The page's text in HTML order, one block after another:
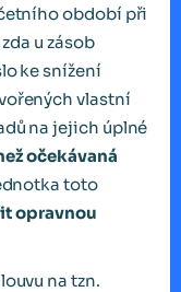
období při
u zásob
ke snížení
vlastní
na jejich úplné
očekávaná
toto
opravnou
na tzn.